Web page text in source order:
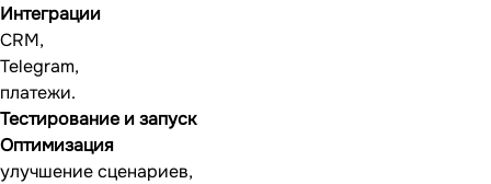
Интеграции
CRM,
Telegram,
платежи.
Тестирование и запуск
Оптимизация
улучшение сценариев,